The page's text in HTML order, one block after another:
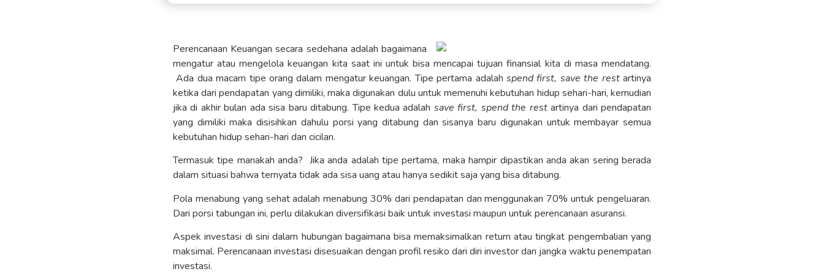
Perencanaan Keuangan secara sedehana adalah bagaimana
mengatur atau mengelola keuangan kita saat ini untuk bisa mencapai tujuan finansial kita di masa mendatang.
Ada dua macam tipe orang dalam mengatur keuangan. Tipe pertama adalah spend first, save the restartinya
ketika dari pendapatan yang dimiliki, maka digunakan dulu untuk memenuhi kebutuhan hidup sehari-hari, kemudian
jika di akhir bulan ada sisa baru ditabung. Tipe kedua adalah save first, spend the restartinya dari pendapatan
yang dimiliki maka disisihkan dahulu porsi yang ditabung dan sisanya baru digunakan untuk membayar semua
kebutuhan hidup sehari-hari dan cicilan.
Termasuk tipe manakah anda? Jika anda adalah tipe pertama, maka hampir dipastikan anda akan sering berada
dalam situasi bahwa ternyata tidak ada sisa uang atau hanya sedikit saja yang bisa ditabung.
Pola menabung yang sehat adalah menabung 30% dari pendapatan dan menggunakan 70% untuk pengeluaran.
Dari porsi tabungan ini, perlu dilakukan diversifikasi baik untuk investasi maupun untuk perencanaan asuransi.
Aspek investasi di sini dalam hubungan bagaimana bisa memaksimalkan return atau tingkat pengembalian yang
maksimal. Perencanaan investasi disesuaikan dengan profil resiko dari diri investor dan jangka waktu penempatan
investasi.